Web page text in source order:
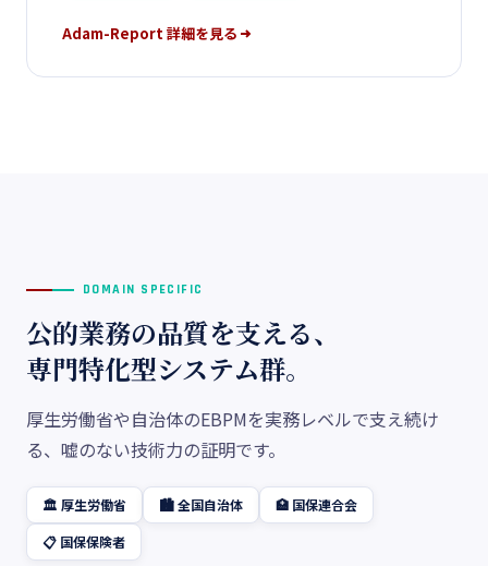
Adam-Report 詳細を見る
DOMAIN SPECIFIC
公的業務の品質を支える、
専門特化型システム群。
厚生労働省や自治体のEBPMを実務レベルで支え続け
る、嘘のない技術力の証明です。
🏛️ 厚生労働省 🏙️ 全国自治体
🏥 国保連合会
📋 国保保険者